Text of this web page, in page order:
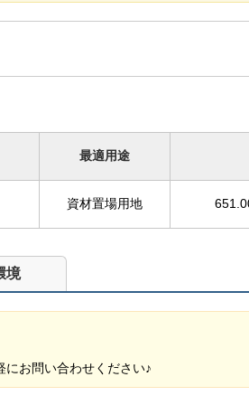
最適用途
資材置場用地
境
お問い合わせください♪